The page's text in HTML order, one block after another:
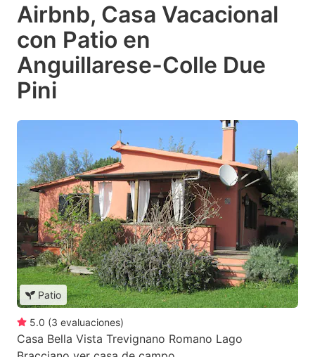
Airbnb, Casa Vacacional
con Patio en
Anguillarese-Colle Due
Pini
Patio
5.0 (3 evaluaciones)
Casa Bella Vista Trevignano Romano Lago